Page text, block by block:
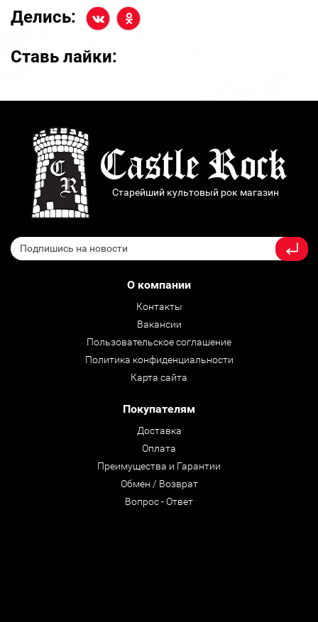
Делись:
Ставь лайки:
Старейший культовый рок магазин
О компании
Контакты
Вакансии
Пользовательское соглашение
Политика конфиденциальности
Карта сайта
Покупателям
Доставка
Оплата
Преимущества и Гарантии
Обмен / Возврат
Вопрос - Ответ